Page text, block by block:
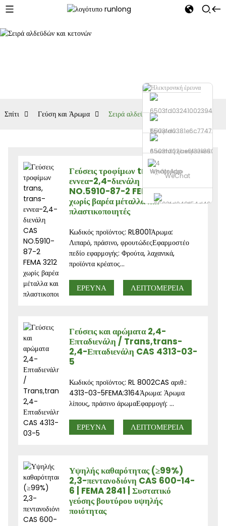
Τηλέφωνο
Αποστολή ηλεκτρονικού
ταχυδρομείου
WhatsApp
WeChat
Σπίτι Γεύση και Άρωμα Σειρά αλδεϋδών και κετονών
Γεύσεις τροφίμων trans, trans-
εννεα-2,4-διενάλη CAS
NO.5910-87-2 FEMA 3212
χωρίς βαρέα μέταλλα και
πλαστικοποιητές
Κωδικός προϊόντος: RL8001Άρωμα:
Λιπαρό, πράσινο, φρουτώδεςΕφαρμοστέο
πεδίο εφαρμογής: Φρούτα, λαχανικά,
προϊόντα κρέατος...
ΕΡΕΥΝΑ ΛΕΠΤΟΜΈΡΕΙΑ
Γεύσεις και αρώματα 2,4-
Επταδιενάλη / Trans,trans-
2,4-Επταδιενάλη CAS 4313-03-
5
Κωδικός προϊόντος: RL 8002CAS αριθ.:
4313-03-5FEMA:3164Άρωμα: Άρωμα
λίπους, πράσινο άρωμαΕφαρμογή: ...
ΕΡΕΥΝΑ ΛΕΠΤΟΜΈΡΕΙΑ
Υψηλής καθαρότητας (≥99%)
2,3-πεντανοδιόνη CAS 600-14-
6 | FEMA 2841 | Συστατικό
γεύσης βουτύρου υψηλής
ποιότητας